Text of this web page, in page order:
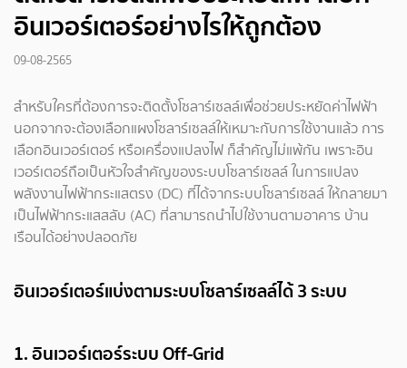
อินเวอร์เตอร์อย่างไรให้ถูกต้อง
09-08-2565
สำหรับใครที่ต้องการจะติดตั้งโซลาร์เซลล์เพื่อช่วยประหยัดค่าไฟฟ้า
นอกจากจะต้องเลือกแผงโซลาร์เซลล์ให้เหมาะกับการใช้งานแล้ว การ
เลือกอินเวอร์เตอร์ หรือเครื่องแปลงไฟ ก็สำคัญไม่แพ้กัน เพราะอิน
เวอร์เตอร์ถือเป็นหัวใจสำคัญของระบบโซลาร์เซลล์ ในการแปลง
พลังงานไฟฟ้ากระแสตรง (DC) ที่ได้จากระบบโซลาร์เซลล์ ให้กลายมา
เป็นไฟฟ้ากระแสสลับ (AC) ที่สามารถนำไปใช้งานตามอาคาร บ้าน
เรือนได้อย่างปลอดภัย
อินเวอร์เตอร์แบ่งตามระบบโซลาร์เซลล์ได้ 3 ระบบ
1. อินเวอร์เตอร์ระบบ Off-Grid